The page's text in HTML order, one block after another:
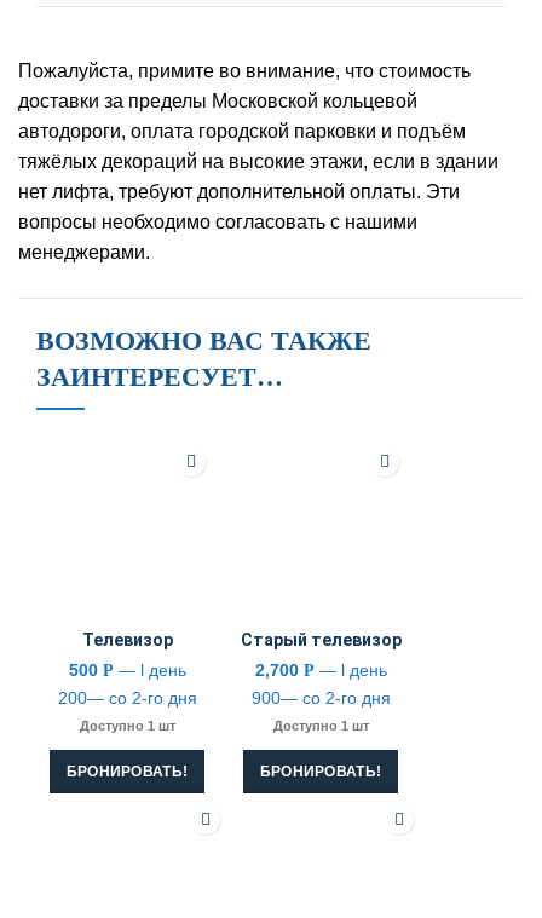
Пожалуйста, примите во внимание, что стоимость
доставки за пределы Московской кольцевой
автодороги, оплата городской парковки и подъём
тяжёлых декораций на высокие этажи, если в здании
нет лифта, требуют дополнительной оплаты. Эти
вопросы необходимо согласовать с нашими
менеджерами.
ВОЗМОЖНО ВАС ТАКЖЕ
ЗАИНТЕРЕСУЕТ…
Телевизор
500 Р — l день
200— со 2-го дня
Доступно 1 шт
БРОНИРОВАТЬ!
Старый телевизор
2,700 Р — l день
900— со 2-го дня
Доступно 1 шт
БРОНИРОВАТЬ!